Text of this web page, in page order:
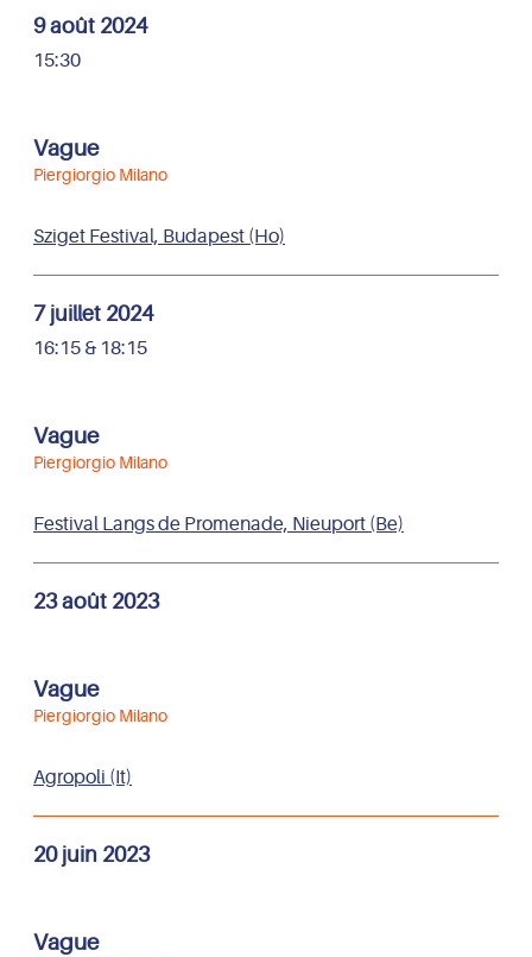
9 août 2024
15:30
Vague
Piergiorgio Milano
Sziget Festival, Budapest (Ho)
7 juillet 2024
16:15 & 18:15
Vague
Piergiorgio Milano
Festival Langs de Promenade, Nieuport (Be)
23 août 2023
Vague
Piergiorgio Milano
Agropoli (It)
20 juin 2023
Vague